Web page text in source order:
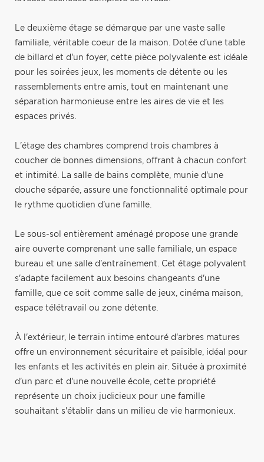
Le deuxième étage se démarque par une vaste salle
familiale, véritable coeur de la maison. Dotée d'une table
de billard et d'un foyer, cette pièce polyvalente est idéale
pour les soirées jeux, les moments de détente ou les
rassemblements entre amis, tout en maintenant une
séparation harmonieuse entre les aires de vie et les
espaces privés.
L'étage des chambres comprend trois chambres à
coucher de bonnes dimensions, offrant à chacun confort
et intimité. La salle de bains complète, munie d'une
douche séparée, assure une fonctionnalité optimale pour
le rythme quotidien d'une famille.
Le sous-sol entièrement aménagé propose une grande
aire ouverte comprenant une salle familiale, un espace
bureau et une salle d'entraînement. Cet étage polyvalent
s'adapte facilement aux besoins changeants d'une
famille, que ce soit comme salle de jeux, cinéma maison,
espace télétravail ou zone détente.
À l'extérieur, le terrain intime entouré d'arbres matures
offre un environnement sécuritaire et paisible, idéal pour
les enfants et les activités en plein air. Située à proximité
d'un parc et d'une nouvelle école, cette propriété
représente un choix judicieux pour une famille
souhaitant s'établir dans un milieu de vie harmonieux.